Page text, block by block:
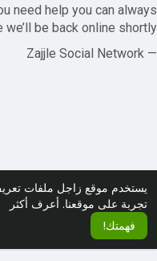
يستخدم موقع زاجل ملفات
تجربة على موقعنا. أعرف أكثر
فهمتك!
need help you can always
we’ll be back online shortly!
— Zajjle Social Network